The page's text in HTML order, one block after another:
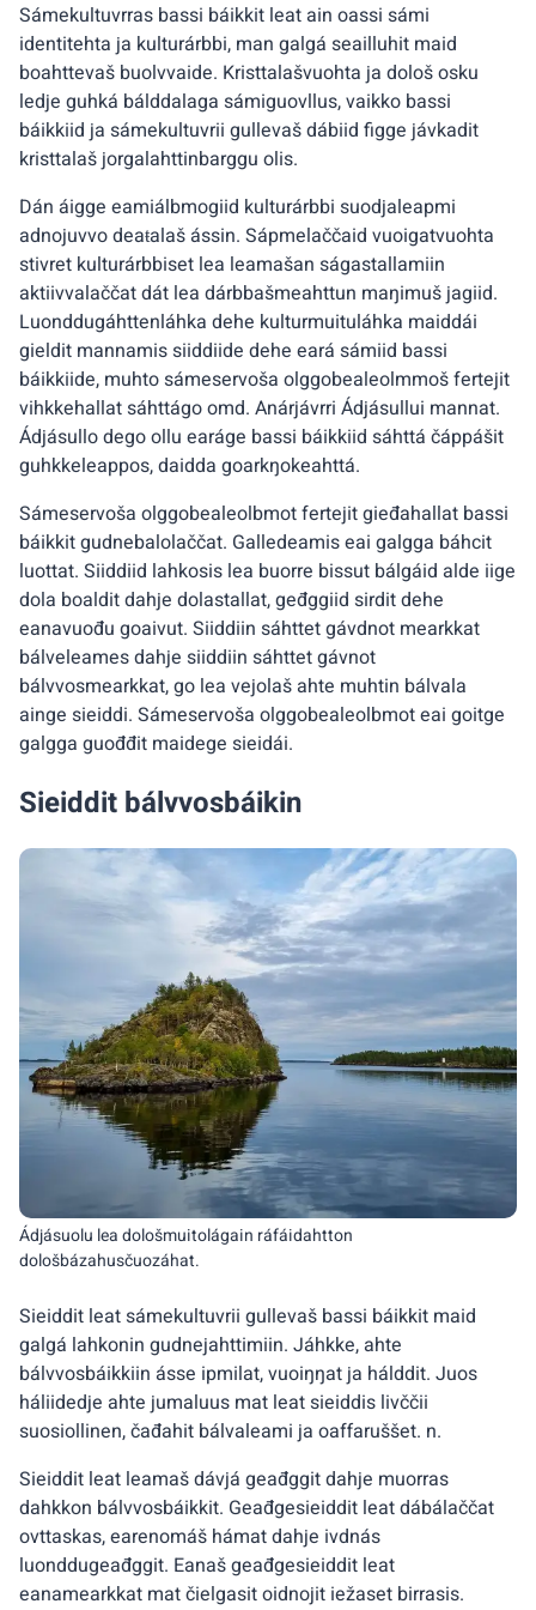
Sámekultuvrras bassi báikkit leat ain oassi sámi
identitehta ja kulturárbbi, man galgá seailluhit maid
boahttevaš buolvvaide. Kristtalašvuohta ja dološ osku
ledje guhká bálddalaga sámiguovllus, vaikko bassi
báikkiid ja sámekultuvrii gullevaš dábiid figge jávkadit
kristtalaš jorgalahttinbarggu olis.
Dán áigge eamiálbmogiid kulturárbbi suodjaleapmi
adnojuvvo deaŧalaš ássin. Sápmelaččaid vuoigatvuohta
stivret kulturárbbiset lea leamašan ságastallamiin
aktiivvalaččat dát lea dárbbašmeahttun maŋimuš jagiid.
Luonddugáhttenláhka dehe kulturmuituláhka maiddái
gieldit mannamis siiddiide dehe eará sámiid bassi
báikkiide, muhto sámeservoša olggobealeolmmoš fertejit
vihkkehallat sáhttágo omd. Anárjávrri Ádjásullui mannat.
Ádjásullo dego ollu earáge bassi báikkiid sáhttá čáppášit
guhkkeleappos, daidda goarkŋokeahttá.
Sámeservoša olggobealeolbmot fertejit gieđahallat bassi
báikkit gudnebalolaččat. Galledeamis eai galgga báhcit
luottat. Siiddiid lahkosis lea buorre bissut bálgáid alde iige
dola boaldit dahje dolastallat, geđggiid sirdit dehe
eanavuođu goaivut. Siiddiin sáhttet gávdnot mearkkat
bálveleames dahje siiddiin sáhttet gávnot
bálvvosmearkkat, go lea vejolaš ahte muhtin bálvala
ainge sieiddi. Sámeservoša olggobealeolbmot eai goitge
galgga guođđit maidege sieidái.
Sieiddit bálvvosbáikin
Sieiddit leat sámekultuvrii gullevaš bassi báikkit maid
galgá lahkonin gudnejahttimiin. Jáhkke, ahte
bálvvosbáikkiin ásse ipmilat, vuoiŋŋat ja hálddit. Juos
háliidedje ahte jumaluus mat leat sieiddis livččii
suosiollinen, čađahit bálvaleami ja oaffaruššet. n.
Sieiddit leat leamaš dávjá geađggit dahje muorras
dahkkon bálvvosbáikkit. Geađgesieiddit leat dábálaččat
ovttaskas, earenomáš hámat dahje ivdnás
luonddugeađggit. Eanaš geađgesieiddit leat
eanamearkkat mat čielgasit oidnojit iežaset birrasis.
Ádjásuolu lea dološmuitolágain ráfáidahtton
dološbázahusčuozáhat.